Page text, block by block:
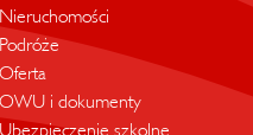
Nieruchomości
Podróże
Oferta
OWU i dokumenty
Ubezpieczenie szkolne